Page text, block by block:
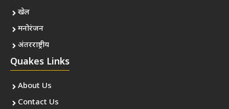
खेल
मनोरंजन
अंतरराष्ट्रीय
Quakes Links
About Us
Contact Us